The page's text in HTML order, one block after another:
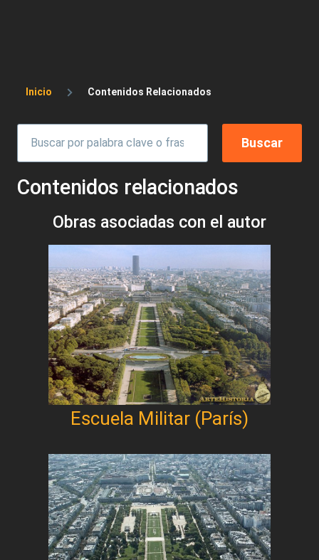
Sobrescribir enlaces de ayuda a la
Inicio Contenidos Relacionados
Contenidos relacionados
Obras asociadas con el autor
Escuela Militar (París)